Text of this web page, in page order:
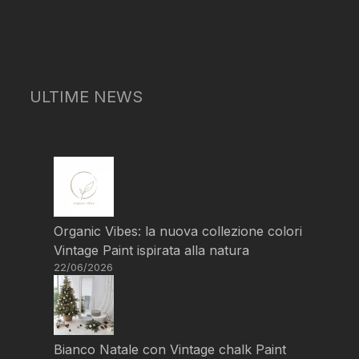
ULTIME NEWS
Organic Vibes: la nuova collezione colori
Vintage Paint ispirata alla natura
22/06/2026
Bianco Natale con Vintage chalk Paint